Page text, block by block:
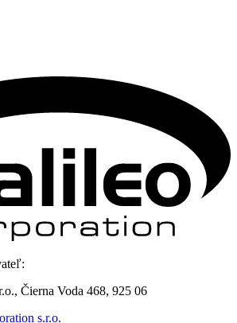
Čierna Voda 468, 925 06
s.r.o.